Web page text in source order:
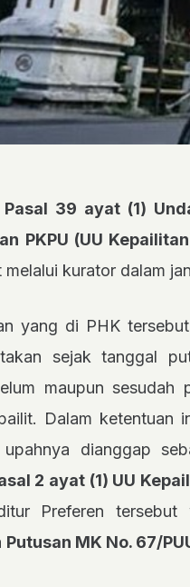
Pasal 39 ayat (1)
PKPU (UU
melalui kurator dalam
yang di PHK
sejak tanggal
maupun sesudah
Dalam ketentuan
upahnya dianggap
2 ayat (1) UU
Preferen
Putusan MK No. 67/